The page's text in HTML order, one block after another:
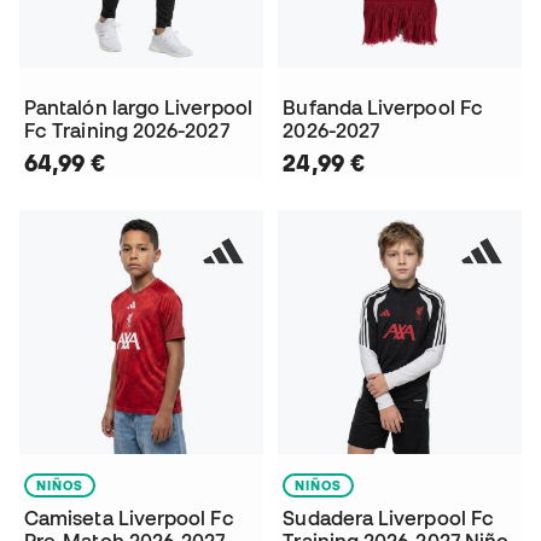
Pantalón largo Liverpool
Fc Training 2026-2027
64,99 €
Bufanda Liverpool Fc
2026-2027
24,99 €
NIÑOS
Camiseta Liverpool Fc
NIÑOS
Sudadera Liverpool Fc